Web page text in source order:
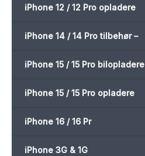
iPhone 12 / 12 Pro opladere
iPhone 14 / 14 Pro tilbehør –
iPhone 15 / 15 Pro bilopladere
iPhone 15 / 15 Pro opladere
iPhone 16 / 16 Pr
iPhone 3G & 1G